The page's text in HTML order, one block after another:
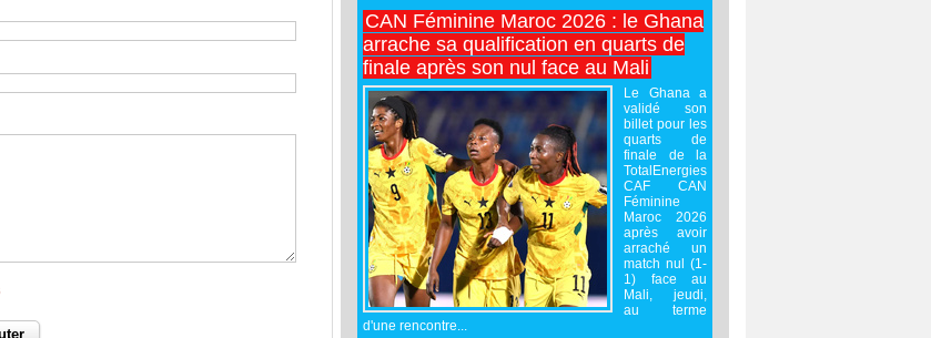
CAN Féminine Maroc 2026 : le Ghana
arrache sa qualification en quarts de
finale après son nul face au Mali
Le Ghana a
validé son
billet pour les
quarts de
finale de la
TotalEnergies
CAF CAN
Féminine
Maroc 2026
après avoir
arraché un
match nul (1-
1) face au
Mali, jeudi,
au terme
d'une rencontre...